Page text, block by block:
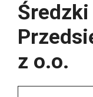
z o.o.